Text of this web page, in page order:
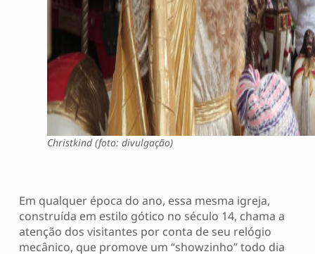
Christkind (foto: divulgação)
Em qualquer época do ano, essa mesma igreja,
construída em estilo gótico no século 14, chama a
atenção dos visitantes por conta de seu relógio
mecânico, que promove um “showzinho” todo dia